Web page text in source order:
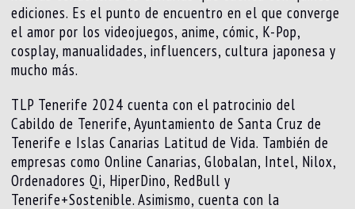
ediciones. Es el punto de encuentro en el que converge
el amor por los videojuegos, anime, cómic, K-Pop,
cosplay, manualidades, influencers, cultura japonesa y
mucho más.
TLP Tenerife 2024 cuenta con el patrocinio del
Cabildo de Tenerife, Ayuntamiento de Santa Cruz de
Tenerife e Islas Canarias Latitud de Vida. También de
empresas como Online Canarias, Globalan, Intel, Nilox,
Ordenadores Qi, HiperDino, RedBull y
Tenerife+Sostenible. Asimismo, cuenta con la